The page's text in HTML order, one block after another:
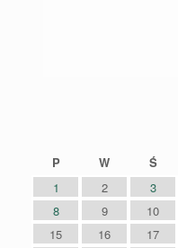
P
W Ś
1
2 3
8
9 10
15
16 17